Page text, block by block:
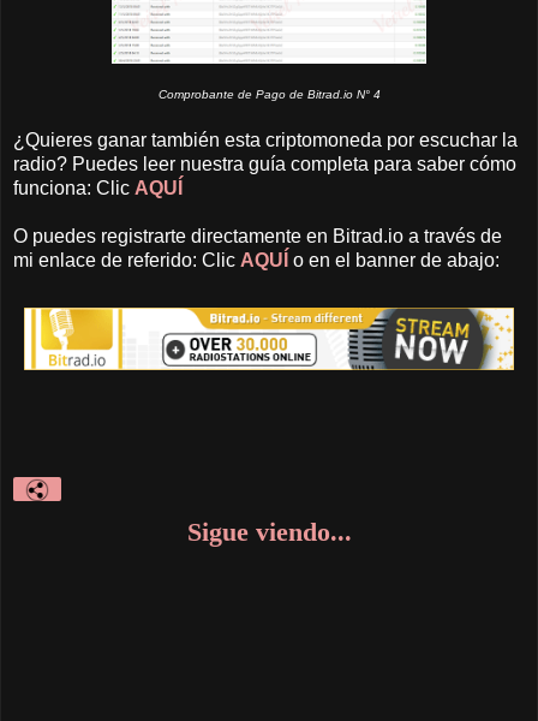
Comprobante de Pago de Bitrad.io N° 4
¿Quieres ganar también esta criptomoneda por escuchar la
radio? Puedes leer nuestra guía completa para saber cómo
funciona: Clic AQUÍ
O puedes registrarte directamente en Bitrad.io a través de
mi enlace de referido: Clic AQUÍ o en el banner de abajo:
Sigue viendo...